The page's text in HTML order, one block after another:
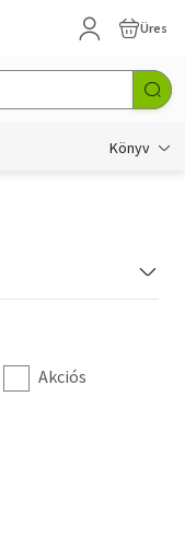
Üres
Könyv
Akciós